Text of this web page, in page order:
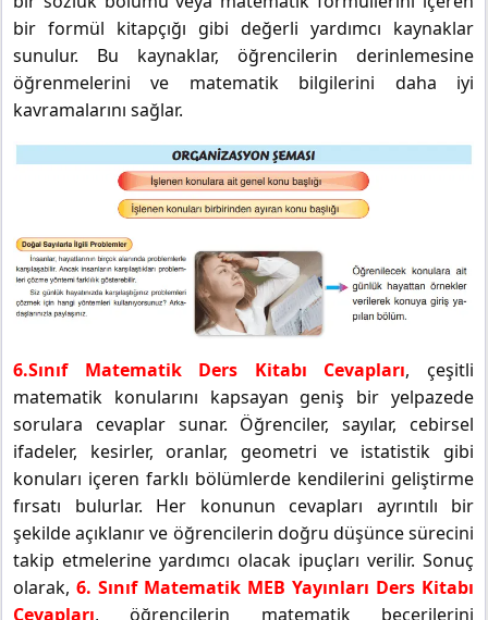
bir formül kitapçığı gibi değerli yardımcı kaynaklar
sunulur. Bu kaynaklar, öğrencilerin derinlemesine
öğrenmelerini ve matematik bilgilerini daha iyi
kavramalarını sağlar.
6.Sınıf Matematik Ders Kitabı Cevapları, çeşitli
matematik konularını kapsayan geniş bir yelpazede
sorulara cevaplar sunar. Öğrenciler, sayılar, cebirsel
ifadeler, kesirler, oranlar, geometri ve istatistik gibi
konuları içeren farklı bölümlerde kendilerini geliştirme
fırsatı bulurlar. Her konunun cevapları ayrıntılı bir
şekilde açıklanır ve öğrencilerin doğru düşünce sürecini
takip etmelerine yardımcı olacak ipuçları verilir. Sonuç
olarak, 6. Sınıf Matematik MEB Yayınları Ders Kitabı
Cevapları, öğrencilerin matematik becerilerini